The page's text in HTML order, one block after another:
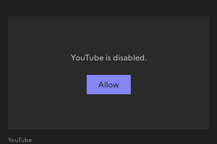
YouTube is disabled.
Allow
YouTube